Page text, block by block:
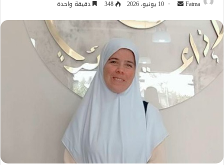
Fatma
أرسل
إلكترونيا
10 يونيو، 2026 348 دقيقة واحدة